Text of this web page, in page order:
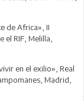
de Africa», II
el RIF, Melilla,
en el exilio», Real
Madrid,